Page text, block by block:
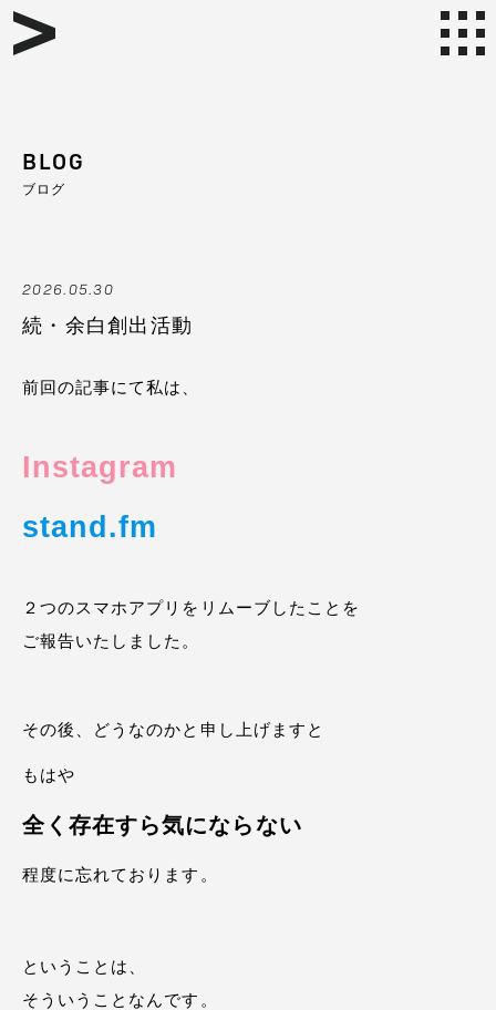
BLOG
ブログ
2026.05.30
続・余白創出活動
前回の記事にて私は、
Instagram
stand.fm
２つのスマホアプリをリムーブしたことを
ご報告いたしました。
その後、どうなのかと申し上げますと
もはや
全く存在すら気にならない
程度に忘れております。
ということは、
そういうことなんです。